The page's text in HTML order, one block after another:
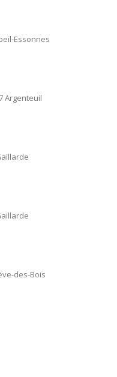
Essonnes
Argenteuil
des-Bois